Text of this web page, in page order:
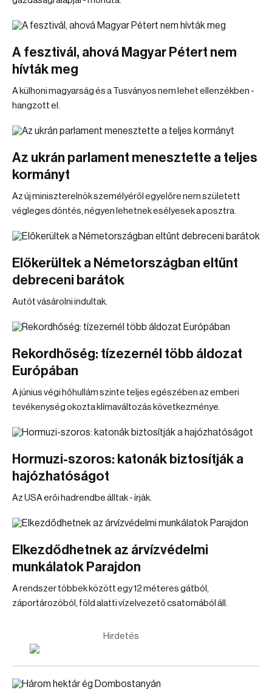
A fesztivál, ahová Magyar Pétert nem
hívták meg
A külhoni magyarság és a Tusványos nem lehet ellenzékben -
hangzott el.
Az ukrán parlament menesztette a teljes
kormányt
Az új miniszterelnök személyéről egyelőre nem született
végleges döntés, négyen lehetnek esélyesek a posztra.
Előkerültek a Németországban eltűnt
debreceni barátok
Autót vásárolni indultak.
Rekordhőség: tízezernél több áldozat
Európában
A június végi hőhullám szinte teljes egészében az emberi
tevékenység okozta klímaváltozás következménye.
Hormuzi-szoros: katonák biztosítják a
hajózhatóságot
Az USA erői hadrendbe álltak - írják.
Elkezdődhetnek az árvízvédelmi
munkálatok Parajdon
A rendszer többek között egy 12 méteres gátból,
záportározóból, föld alatti vízelvezető csatornából áll.
Hirdetés